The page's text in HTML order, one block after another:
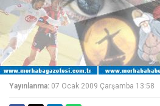
Yayınlanma: 07 Ocak 2009 Çarşamba 13:58